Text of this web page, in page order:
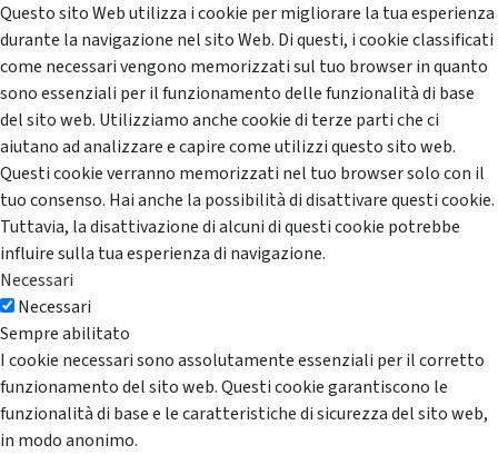
Questo sito Web utilizza i cookie per migliorare la tua esperienza
durante la navigazione nel sito Web. Di questi, i cookie classificati
come necessari vengono memorizzati sul tuo browser in quanto
sono essenziali per il funzionamento delle funzionalità di base
del sito web. Utilizziamo anche cookie di terze parti che ci
aiutano ad analizzare e capire come utilizzi questo sito web.
Questi cookie verranno memorizzati nel tuo browser solo con il
tuo consenso. Hai anche la possibilità di disattivare questi cookie.
Tuttavia, la disattivazione di alcuni di questi cookie potrebbe
influire sulla tua esperienza di navigazione.
Necessari
Necessari
Sempre abilitato
I cookie necessari sono assolutamente essenziali per il corretto
funzionamento del sito web. Questi cookie garantiscono le
funzionalità di base e le caratteristiche di sicurezza del sito web,
in modo anonimo.